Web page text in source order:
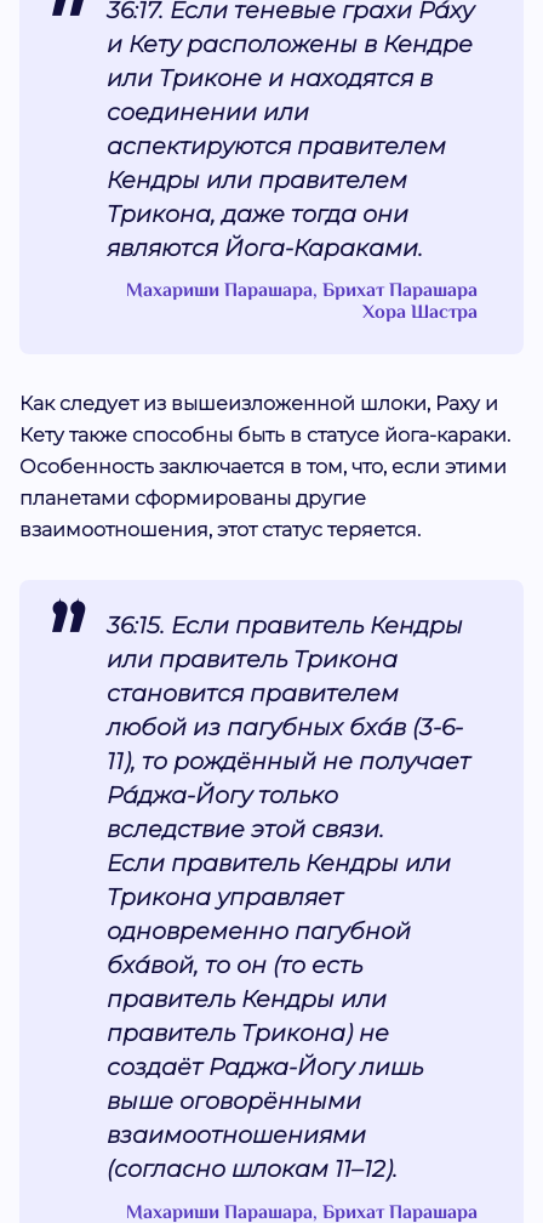
36:17. Если теневые грахи Ра́ху
и Кету расположены в Кендре
или Триконе и находятся в
соединении или
аспектируются правителем
Кендры или правителем
Трикона, даже тогда они
являются Йога-Караками.
Махариши Парашара, Брихат Парашара
Хора Шастра
Как следует из вышеизложенной шлоки, Раху и
Кету также способны быть в статусе йога-караки.
Особенность заключается в том, что, если этими
планетами сформированы другие
взаимоотношения, этот статус теряется.
36:15. Если правитель Кендры
или правитель Трикона
становится правителем
любой из пагубных бха́в (3-6-
11), то рождённый не получает
Ра́джа-Йогу только
вследствие этой связи.
Если правитель Кендры или
Трикона управляет
одновременно пагубной
бха́вой, то он (то есть
правитель Кендры или
правитель Трикона) не
создаёт Раджа-Йогу лишь
выше оговорёнными
взаимоотношениями
(согласно шлокам 11–12).
Махариши Парашара, Брихат Парашара